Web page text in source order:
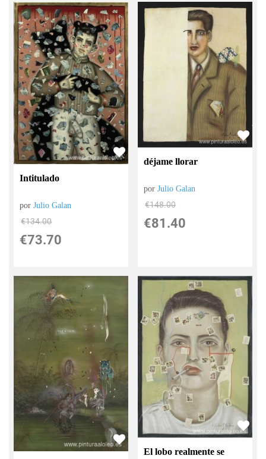
Intitulado
porJulio Galan
€134.00
€73.70
déjame llorar
porJulio Galan
€148.00
€81.40
El lobo realmente se